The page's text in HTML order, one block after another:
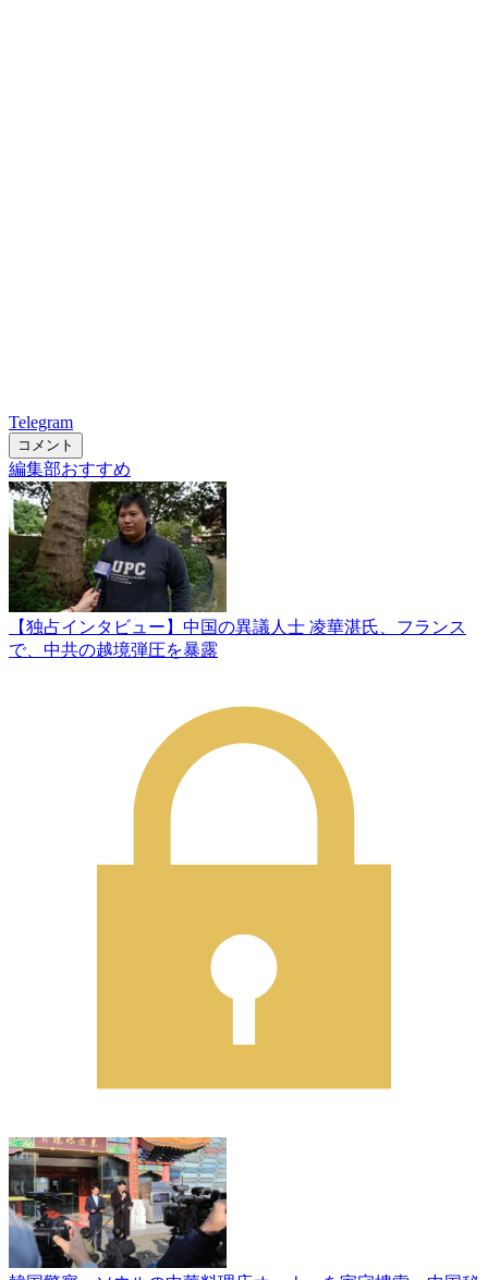
Telegram
コメント
編集部おすすめ
【独占インタビュー】中国の異議人士 凌華湛氏、フランス
で、中共の越境弾圧を暴露